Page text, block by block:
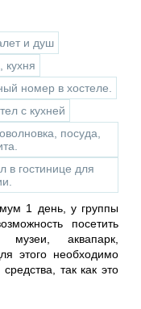
1 день, у группы
посетить
музеи, аквапарк,
этого необходимо
так как это